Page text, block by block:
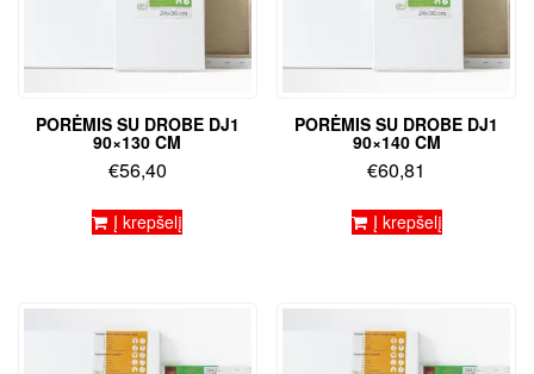
PORĖMIS SU DROBE DJ1
90×130 CM
€56,40
Į krepšelį
PORĖMIS SU DROBE DJ1
90×140 CM
€60,81
Į krepšelį